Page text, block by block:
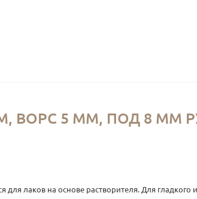
ВОРС 5 ММ, ПОД 8 ММ
лаков на основе растворителя. Для гладкого